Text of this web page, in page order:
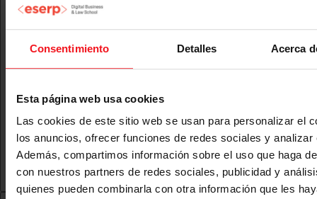
Consentimiento Detalles Acerca
Esta página web usa cookies
Las cookies de este sitio web se usan para personalizar el
los anuncios, ofrecer funciones de redes sociales y analizar
Además, compartimos información sobre el uso que haga
con nuestros partners de redes sociales, publicidad y
quienes pueden combinarla con otra información que les